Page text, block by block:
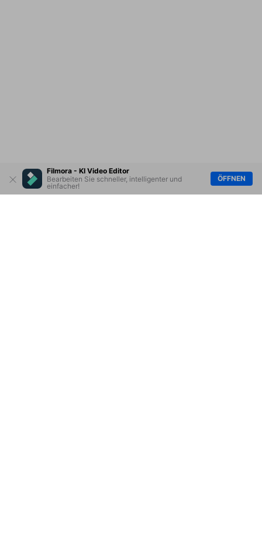
Filmora - KI Video Editor
Bearbeiten Sie schneller, intelligenter und
einfacher!
ÖFFNEN